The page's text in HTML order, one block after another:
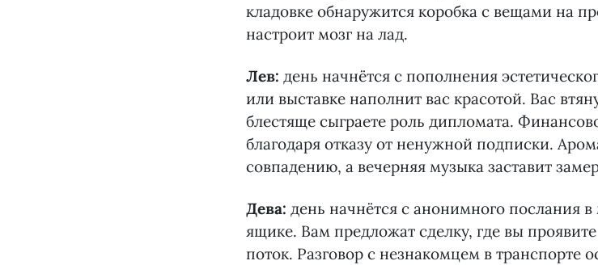
кладовке обнаружится коробка с вещами на
настроит мозг на лад.
Лев: день начнётся с пополнения
или выставке наполнит вас красотой. Вас
блестяще сыграете роль дипломата.
благодаря отказу от ненужной подписки.
совпадению, а вечерняя музыка заставит
Дева: день начнётся с анонимного послания
ящике. Вам предложат сделку, где вы
поток. Разговор с незнакомцем в транспорте